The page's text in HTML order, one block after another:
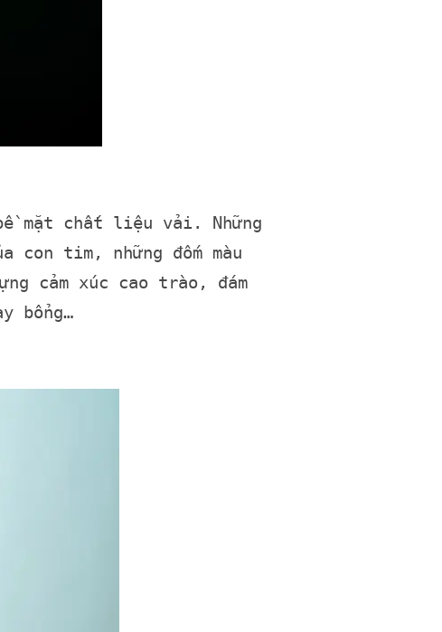
mặt chất liệu vải. Những
con tim, những đốm màu
cảm xúc cao trào, đám
bổng…